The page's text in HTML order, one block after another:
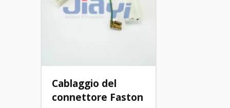
Cablaggio del
connettore Faston